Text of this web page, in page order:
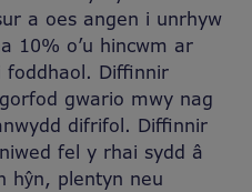
a oes angen i unrhyw
10% o’u hincwm ar
foddhaol. Diffinnir
gwario mwy nag
difrifol. Diffinnir
fel y rhai sydd â
hŷn, plentyn neu